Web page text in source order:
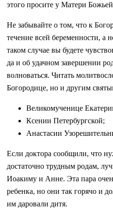
этого просите у Матери
Не забывайте о том, что к
течение всей беременности, а
таком случае вы будете
да и об удачном завершении
волноваться. Читать
Богородице, но и другим
Великомученице
Ксении Петербургской;
Анастасии
Если доктора сообщили, что
достаточно трудным родам,
Иоакиму и Анне. Эта пара
ребенка, но они так горячо и
им даровали дитя.